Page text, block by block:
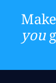
you